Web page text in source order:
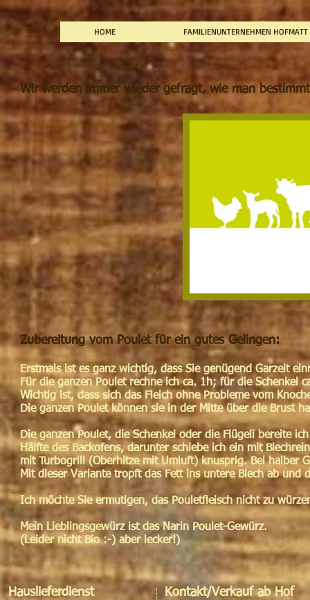
HOME FAMILIENUNTERNEHMEN HOFMATT
Wir werden immer wieder gefragt, wie man
Zubereitung vom Poulet für ein gutes Gelingen:
Erstmals ist es ganz wichtig, dass Sie genügend Garzeit
Für die ganzen Poulet rechne ich ca. 1h; für die Schenkel
Wichtig ist, dass sich das Fleich ohne Probleme vom
Die ganzen Poulet können sie in der Mitte über die Brust
Die ganzen Poulet, die Schenkel oder die Flügeli bereite
Hälfte des Backofens, darunter schiebe ich ein mit
mit Turbogrill (Oberhitze mit Umluft) knusprig. Bei halber
Mit dieser Variante tropft das Fett ins untere Blech ab und
Ich möchte Sie ermutigen, das Pouletfleisch nicht zu
Mein Lieblingsgewürz ist das Narin Poulet-Gewürz.
(Leider nicht Bio :-) aber lecker!)
Hauslieferdienst Kontakt/Verkauf ab Hof